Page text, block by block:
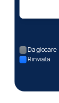
Da giocare
Rinviata